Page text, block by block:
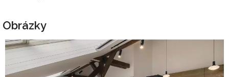
Obrázky